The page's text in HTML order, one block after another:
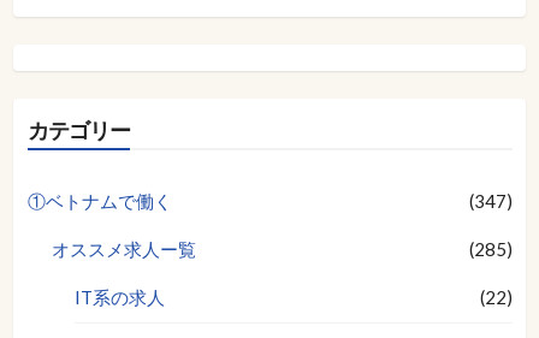
カテゴリー
①ベトナムで働く (347)
オススメ求人ー覧 (285)
IT系の求人 (22)